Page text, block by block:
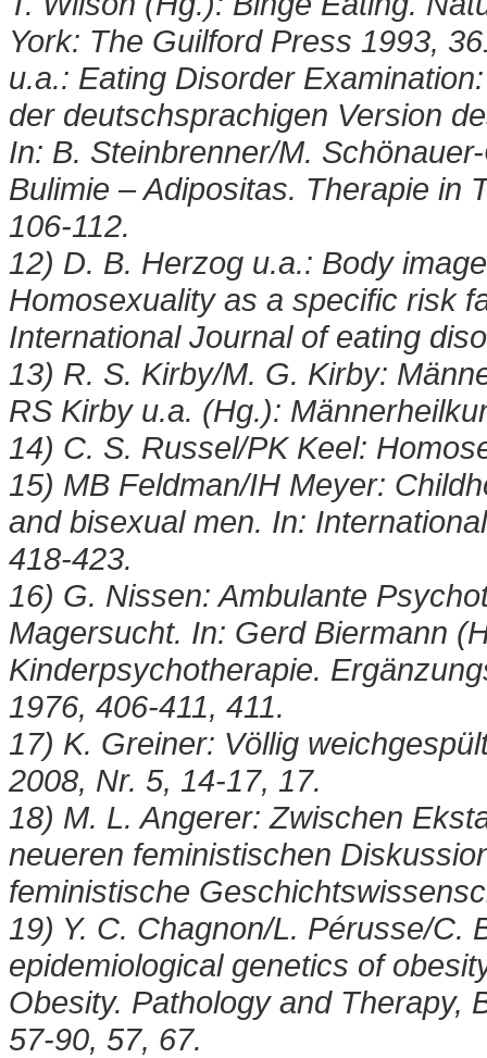
York: The Guilford Press 1993,
u.a.: Eating Disorder
der deutschsprachigen Version
In: B. Steinbrenner/M.
Bulimie – Adipositas. Therapie in
106-112.
12) D. B. Herzog u.a.: Body
Homosexuality as a specific risk
International Journal of eating
13) R. S. Kirby/M. G. Kirby:
RS Kirby u.a. (Hg.):
14) C. S. Russel/PK Keel:
15) MB Feldman/IH Meyer:
and bisexual men. In:
418-423.
16) G. Nissen: Ambulante
Magersucht. In: Gerd Biermann
Kinderpsychotherapie.
1976, 406-411, 411.
17) K. Greiner: Völlig
2008, Nr. 5, 14-17, 17.
18) M. L. Angerer: Zwischen
neueren feministischen
feministische
19) Y. C. Chagnon/L. Pérusse/C.
epidemiological genetics of
Obesity. Pathology and Therapy,
57-90, 57, 67.